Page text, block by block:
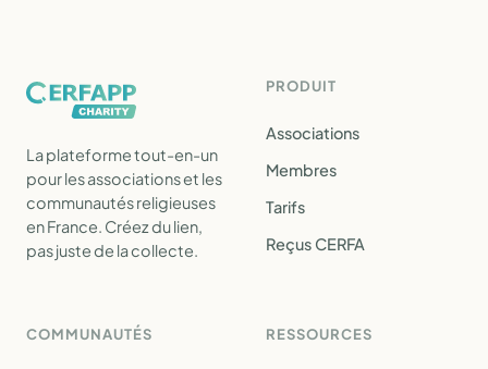
La plateforme tout-en-un
pour les associations et les
communautés religieuses
en France. Créez du lien,
pas juste de la collecte.
PRODUIT
Associations
Membres
Tarifs
Reçus CERFA
COMMUNAUTÉS RESSOURCES